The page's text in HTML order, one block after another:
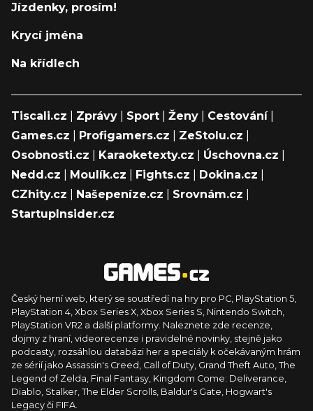
Jízdenky, prosím!
Krycí jména
Na křídlech
Tiscali.cz Zprávy Sport Ženy Cestování|
Games.cz
Profigamers.cz ZeStolu.cz
Osobnosti.cz
Karaoketexty.cz Úschovna.cz
Nedd.cz
Moulík.cz Fights.cz Dokina.cz
CZhity.cz
Našepeníze.cz Srovnám.cz
StartupInsider.cz
Český herní web, který se soustředí na hry pro PC, PlayStation 5,
PlayStation 4, Xbox Series X, Xbox Series S, Nintendo Switch,
PlayStation VR2 a další platformy. Naleznete zde recenze,
dojmy z hraní, videorecenze i pravidelné novinky, stejně jako
podcasty, rozsáhlou databázi her a speciály k očekávaným hrám
ze sérií jako Assassin's Creed, Call of Duty, Grand Theft Auto, The
Legend of Zelda, Final Fantasy, Kingdom Come: Deliverance,
Diablo, Stalker, The Elder Scrolls, Baldur's Gate, Hogwart's
Legacy či FIFA.